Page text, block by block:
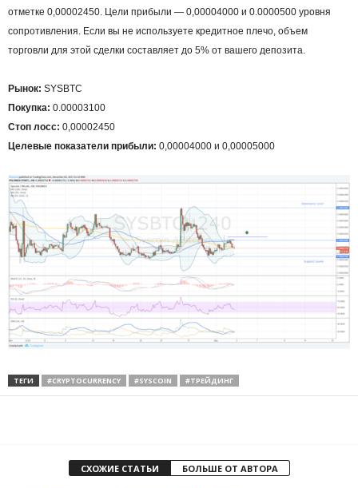
отметке 0,00002450. Цели прибыли — 0,00004000 и 0.0000500 уровня
сопротивления. Если вы не используете кредитное плечо, объем
торговли для этой сделки составляет до 5% от вашего депозита.
Рынок: SYSBTC
Покупка: 0.00003100
Стоп лосс: 0,00002450
Целевые показатели прибыли: 0,00004000 и 0,00005000
ТЕГИ #CRYPTOCURRENCY #SYSCOIN #ТРЕЙДИНГ
СХОЖИЕ СТАТЬИ БОЛЬШЕ ОТ АВТОРА